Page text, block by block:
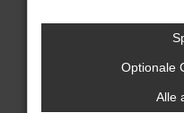
Betriebssystem
Veraltete
Optionale
Alle